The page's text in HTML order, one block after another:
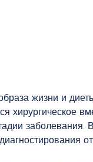
хирургическое
заболевания.